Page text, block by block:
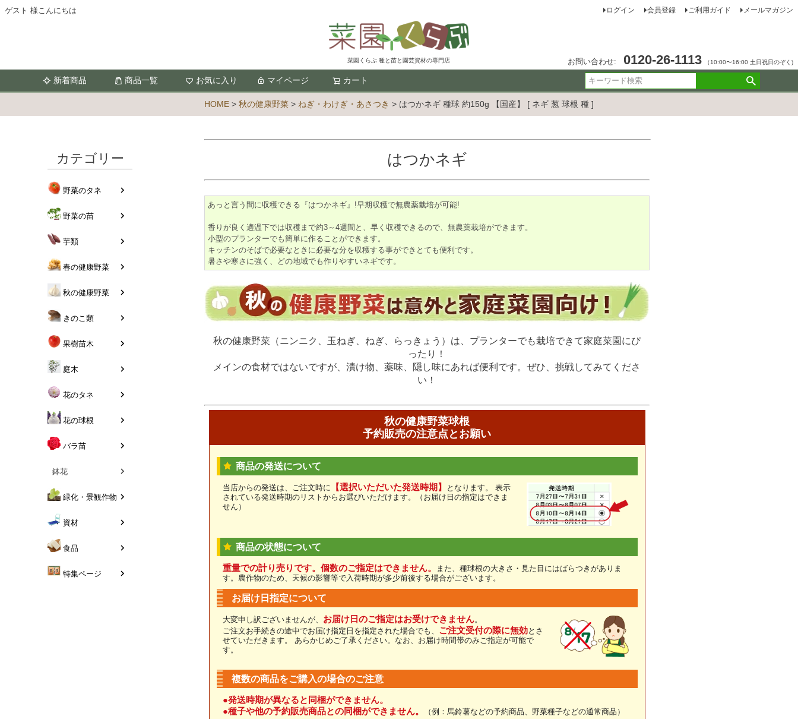
ゲスト 様こんにちは
菜園くらぶ 種と苗と園芸資材の専門店
ログイン 会員登録 ご利用ガイド メールマガジン
お問い合わせ: 0120-26-1113 （10:00〜16:00 土日祝日のぞく)
新着商品 商品一覧 お気に入り マイページ カート
HOME 秋の健康野菜 ねぎ・わけぎ・あさつき はつかネギ 種球 約150g 【国産】 [ ネギ 葱 球根 種 ]
カテゴリー
野菜のタネ
野菜の苗
芋類
春の健康野菜
秋の健康野菜
きのこ類
果樹苗木
庭木
花のタネ
花の球根
バラ苗
鉢花
緑化・景観作物
資材
食品
特集ページ
はつかネギ
あっと言う間に収穫できる『はつかネギ』!早期収穫で無農薬栽培が可能!
香りが良く適温下では収穫まで約3～4週間と、早く収穫できるので、無農薬栽培ができます。
小型のプランターでも簡単に作ることができます。
キッチンのそばで必要なときに必要な分を収穫する事ができとても便利です。
暑さや寒さに強く、どの地域でも作りやすいネギです。
秋の健康野菜（ニンニク、玉ねぎ、ねぎ、らっきょう）は、プランターでも栽培できて家庭菜園にぴ
ったり！
メインの食材ではないですが、漬け物、薬味、隠し味にあれば便利です。ぜひ、挑戦してみてくださ
い！
秋の健康野菜球根
予約販売の注意点とお願い
商品の発送について
当店からの発送は、ご注文時に 【選択いただいた発送時期】
となります。 表示
されている発送時期のリストからお選びいただけます。（お届け日の指定はできま
せん）
商品の状態について
重量での計り売りです。個数のご指定はできません。
また、種球根の大きさ・見た目にはばらつきがありま
す。農作物のため、天候の影響等で入荷時期が多少前後する場合がございます。
お届け日指定について
大変申し訳ございませんが、 お届け日のご指定はお受けできません。
ご注文お手続きの途中でお届け指定日を指定された場合でも、 ご注文受付の際に無効とさ
せていただきます。 あらかじめご了承ください。なお、お届け時間帯のみご指定が可能で
す。
複数の商品をご購入の場合のご注意
●発送時期が異なると同梱ができません。
●種子や他の予約販売商品との同梱ができません。
（例：馬鈴薯などの予約商品、野菜種子などの通常商品）